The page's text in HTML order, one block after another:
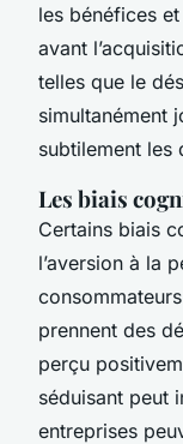
les bénéfices
avant
telles que le
simultanément
subtilement les
Les biais
Certains biais
l’aversion à la
prennent des
perçu
séduisant peut
entreprises